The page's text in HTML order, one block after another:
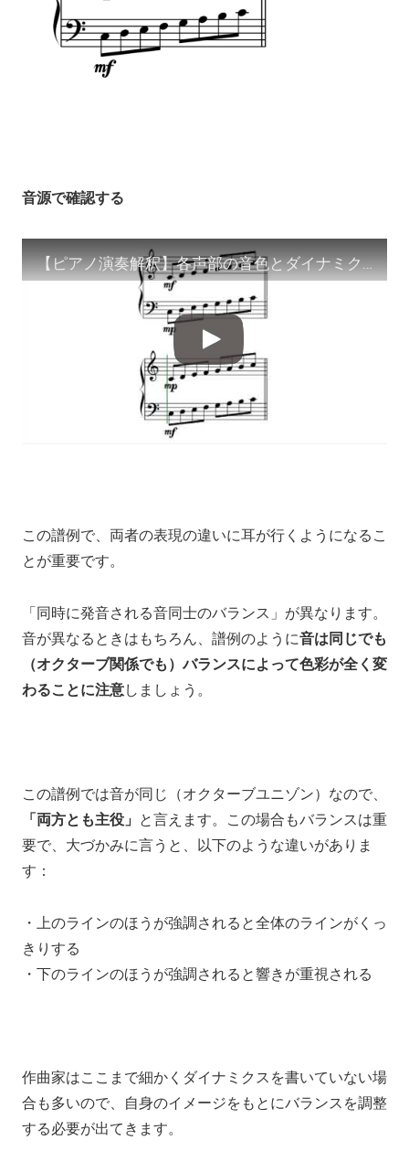
音源で確認する
【ピアノ演奏解釈】各声部の音色とダイナミクスのバランス調整：楽譜にない表現をどう作るか
この譜例で、両者の表現の違いに耳が行くようになるこ
とが重要です。
「同時に発音される音同士のバランス」が異なります。
音が異なるときはもちろん、譜例のように音は同じでも
（オクターブ関係でも）バランスによって色彩が全く変
わることに注意しましょう。
この譜例では音が同じ（オクターブユニゾン）なので、
「両方とも主役」
と言えます。この場合もバランスは重
要で、大づかみに言うと、以下のような違いがありま
す：
・上のラインのほうが強調されると全体のラインがくっ
きりする
・下のラインのほうが強調されると響きが重視される
作曲家はここまで細かくダイナミクスを書いていない場
合も多いので、自身のイメージをもとにバランスを調整
する必要が出てきます。